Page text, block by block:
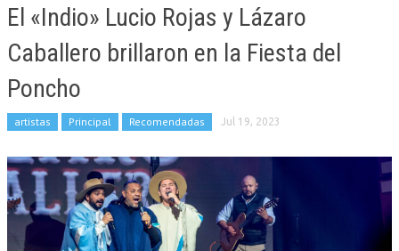
El «Indio» Lucio Rojas y Lázaro
Caballero brillaron en la Fiesta del
Poncho
artistas Principal Recomendadas Jul 19, 2023